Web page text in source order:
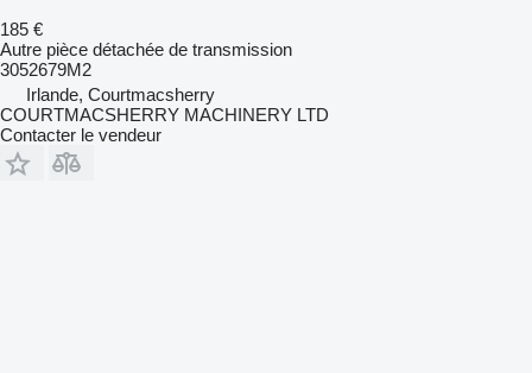
185 €
Autre pièce détachée de transmission
3052679M2
Irlande, Courtmacsherry
COURTMACSHERRY MACHINERY LTD
Contacter le vendeur